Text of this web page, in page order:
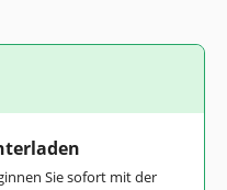
Sie sofort mit der